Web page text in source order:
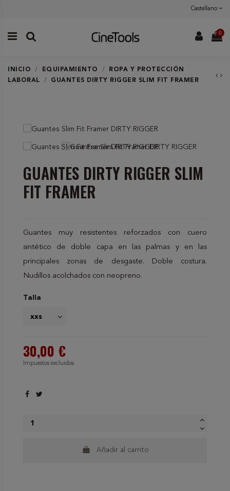
Castellano
0
INICIO EQUIPAMIENTO
ROPA Y PROTECCIÓN
LABORAL
GUANTES DIRTY RIGGER SLIM FIT FRAMER
GUANTES DIRTY RIGGER SLIM
FIT FRAMER
Guantes muy resistentes reforzados con cuero
sintético de doble capa en las palmas y en las
principales zonas de desgaste. Doble costura.
Nudillos acolchados con neopreno.
Talla
30,00 €
Impuestos excluidos
Añadir al carrito